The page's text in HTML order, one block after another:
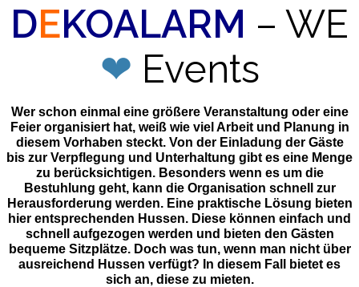
DEKOALARM – WE
❤ Events
Wer schon einmal eine größere Veranstaltung oder eine
Feier organisiert hat, weiß wie viel Arbeit und Planung in
diesem Vorhaben steckt. Von der Einladung der Gäste
bis zur Verpflegung und Unterhaltung gibt es eine Menge
zu berücksichtigen. Besonders wenn es um die
Bestuhlung geht, kann die Organisation schnell zur
Herausforderung werden. Eine praktische Lösung bieten
hier entsprechenden Hussen. Diese können einfach und
schnell aufgezogen werden und bieten den Gästen
bequeme Sitzplätze. Doch was tun, wenn man nicht über
ausreichend Hussen verfügt? In diesem Fall bietet es
sich an, diese zu mieten.